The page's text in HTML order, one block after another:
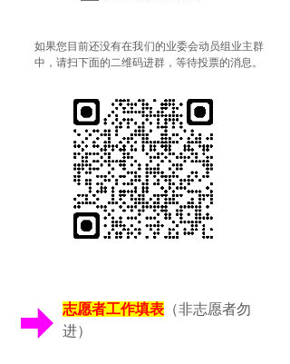
如果您目前还没有在我们的业委会动员组业主群
中，请扫下面的二维码进群，等待投票的消息。
志愿者工作填表 （非志愿者勿
进）